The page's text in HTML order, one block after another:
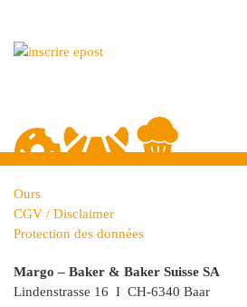
Ours
CGV / Disclaimer
Protection des données
Margo – Baker & Baker Suisse SA
Lindenstrasse 16 I CH-6340 Baar